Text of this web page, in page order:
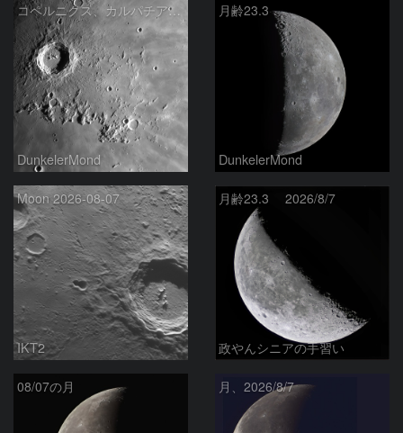
コペルニクス、カルパチア山脈付近
DunkelerMond
月齢23.3
DunkelerMond
Moon 2026-08-07
IKT2
月齢23.3 2026/8/7
政やんシニアの手習い
08/07の月 月、2026/8/7